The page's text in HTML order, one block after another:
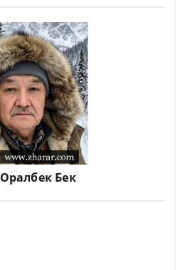
Оралбек Бек